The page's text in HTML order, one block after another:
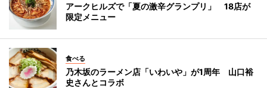
アークヒルズで「夏の激辛グランプリ」 18店が
限定メニュー
食べる
乃木坂のラーメン店「いわいや」が1周年 山口裕
史さんとコラボ